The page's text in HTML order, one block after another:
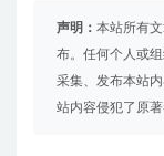
声明： 本站所有
布。任何个人或
采集、发布本站
站内容侵犯了原